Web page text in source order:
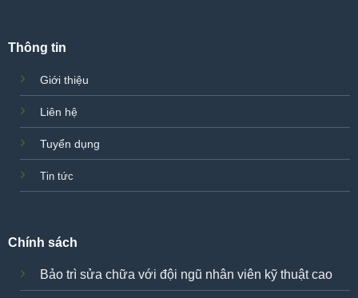
Thông tin
Giới thiệu
Liên hệ
Tuyển dụng
Tin tức
Chính sách
Bảo trì sửa chữa với đội ngũ nhân viên kỹ thuật cao